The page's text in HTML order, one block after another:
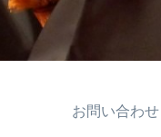
お問い合わせ